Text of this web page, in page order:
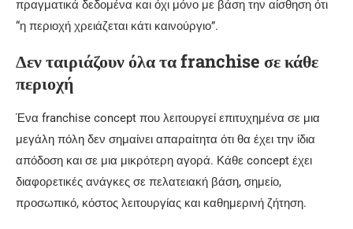
πραγματικά δεδομένα και όχι μόνο με βάση την αίσθηση ότι
“η περιοχή χρειάζεται κάτι καινούργιο”.
Δεν ταιριάζουν όλα τα franchise σε κάθε
περιοχή
Ένα franchise concept που λειτουργεί επιτυχημένα σε μια
μεγάλη πόλη δεν σημαίνει απαραίτητα ότι θα έχει την ίδια
απόδοση και σε μια μικρότερη αγορά. Κάθε concept έχει
διαφορετικές ανάγκες σε πελατειακή βάση, σημείο,
προσωπικό, κόστος λειτουργίας και καθημερινή ζήτηση.